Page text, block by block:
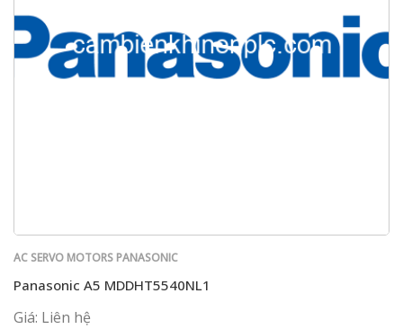
AC SERVO MOTORS PANASONIC
Panasonic A5 MDDHT5540NL1
Giá: Liên hệ